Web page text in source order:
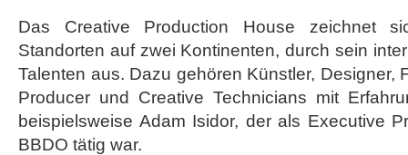
Das Creative Production House zeichnet
Standorten auf zwei Kontinenten, durch sein
Talenten aus. Dazu gehören Künstler, Designer,
Producer und Creative Technicians mit
beispielsweise Adam Isidor, der als Executive
BBDO tätig war.